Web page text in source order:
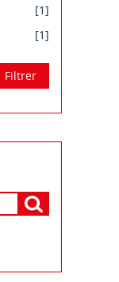
[1]
[1]